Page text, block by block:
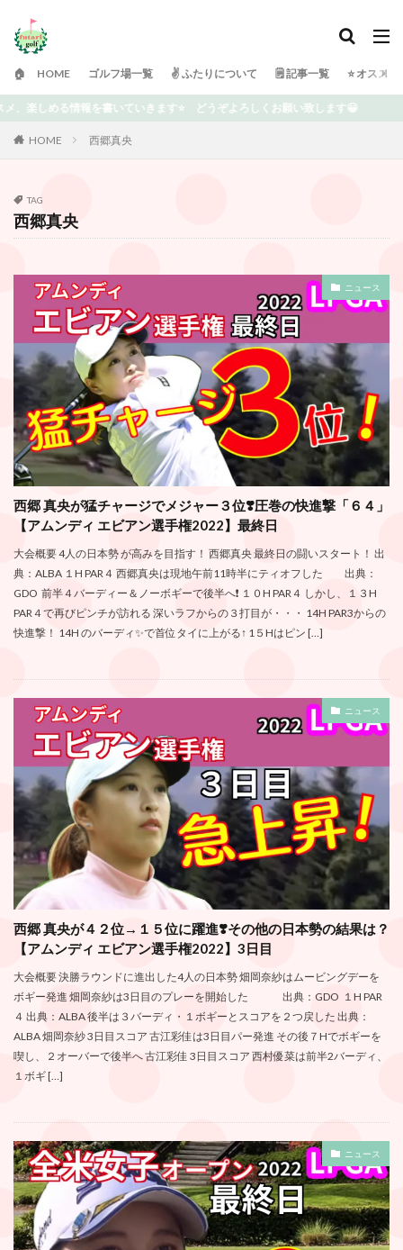
🏠 HOME ゴルフ場一覧 ✌️ ふたりについて 🗒 記事一覧 ⭐️ オスス
⭐️ どうぞよろしくお願い致します😀
HOME 西郷真央
TAG
西郷真央
ニュース
西郷 真央が猛チャージでメジャー３位❣️圧巻の快進撃「６４」
【アムンディ エビアン選手権2022】最終日
大会概要 4人の日本勢 が高みを目指す！ 西郷真央 最終日の闘いスタート！ 出
典：ALBA １H PAR４ 西郷真央は現地午前11時半にティオフした 出典：
GDO 前半４バーディー＆ノーボギーで後半へ❗️ １０H PAR４ しかし、１３H
PAR４で再びピンチが訪れる 深いラフからの３打目が・・・ 14H PAR3からの
快進撃！ 14H のバーディ✨で首位タイに上がる↑ 1５Hはピン […]
ニュース
西郷 真央が４２位→１５位に躍進❣️その他の日本勢の結果は？
【アムンディ エビアン選手権2022】3日目
大会概要 決勝ラウンドに進出した4人の日本勢 畑岡奈紗はムービングデーを
ボギー発進 畑岡奈紗は3日目のプレーを開始した 出典：GDO １H PAR
４ 出典：ALBA 後半は３バーディ・１ボギーとスコアを２つ戻した 出典：
ALBA 畑岡奈紗 3日目スコア 古江彩佳は3日目パー発進 その後７Hでボギーを
喫し、２オーバーで後半へ 古江彩佳 3日目スコア 西村優菜は前半2バーディ、
１ボギ […]
ニュース